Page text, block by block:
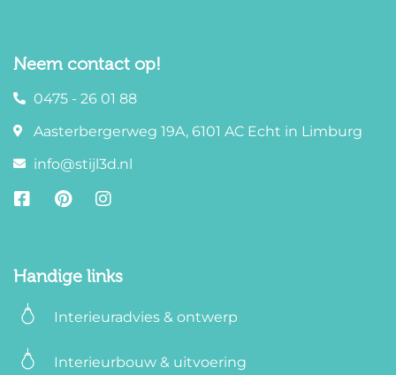
Neem contact op!
0475 - 26 01 88
Aasterbergerweg 19A, 6101 AC Echt in Limburg
info@stijl3d.nl
Handige links
Interieuradvies & ontwerp
Interieurbouw & uitvoering